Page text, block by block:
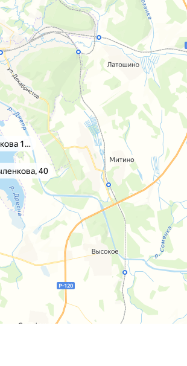
+7 (4812) 25-25-00
Заказать обратный звонок
Пн-пт 8:00 - 20:00 сб-вс 9:00 - 18:00